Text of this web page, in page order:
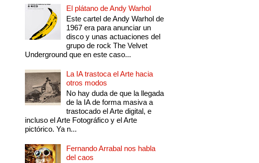
El plátano de Andy Warhol
Este cartel de Andy Warhol de
1967 era para anunciar un
disco y unas actuaciones del
grupo de rock The Velvet
Underground que en este caso...
La IA trastoca el Arte hacia
otros modos
No hay duda de que la llegada
de la IA de forma masiva a
trastocado el Arte digital, e
incluso el Arte Fotográfico y el Arte
pictórico. Ya n...
Fernando Arrabal nos habla
del caos